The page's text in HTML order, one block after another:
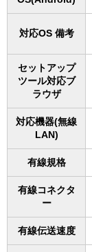
対応OS 備考
セットアップ
ツール対応ブ
ラウザ
対応機器(無線
LAN)
有線規格
有線コネクタ
ー
有線伝送速度